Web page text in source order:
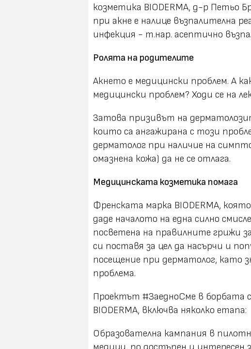
козметика BIODERMA, д-р Петьо
при акне е налице възпалителна
инфекция - т.нар. асептично
Ролята на родителите
Акнето е медицински проблем. А
медицински проблем? Ходи се на
Затова призивът на
които са ангажирана с този
дерматолог при наличие на
омазнена кожа) да не се отлага.
Медицинската козметика помага
Френската марка BIODERMA,
даде началото на една силно
посветена на правилните грижи
си поставя за цел да насърчи и
посещение при дерматолог, като
проблема.
Проектът #ЗаедноСме в борбата
BIODERMA, включва няколко етапа:
Oбразователна кампания в